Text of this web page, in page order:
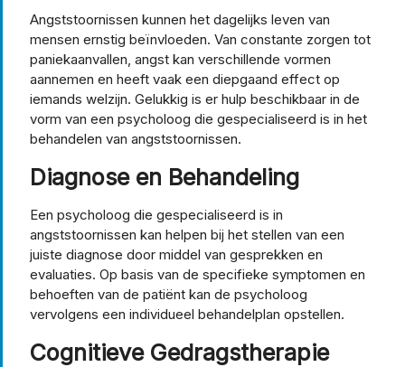
Angststoornissen kunnen het dagelijks leven van
mensen ernstig beïnvloeden. Van constante zorgen tot
paniekaanvallen, angst kan verschillende vormen
aannemen en heeft vaak een diepgaand effect op
iemands welzijn. Gelukkig is er hulp beschikbaar in de
vorm van een psycholoog die gespecialiseerd is in het
behandelen van angststoornissen.
Diagnose en Behandeling
Een psycholoog die gespecialiseerd is in
angststoornissen kan helpen bij het stellen van een
juiste diagnose door middel van gesprekken en
evaluaties. Op basis van de specifieke symptomen en
behoeften van de patiënt kan de psycholoog
vervolgens een individueel behandelplan opstellen.
Cognitieve Gedragstherapie